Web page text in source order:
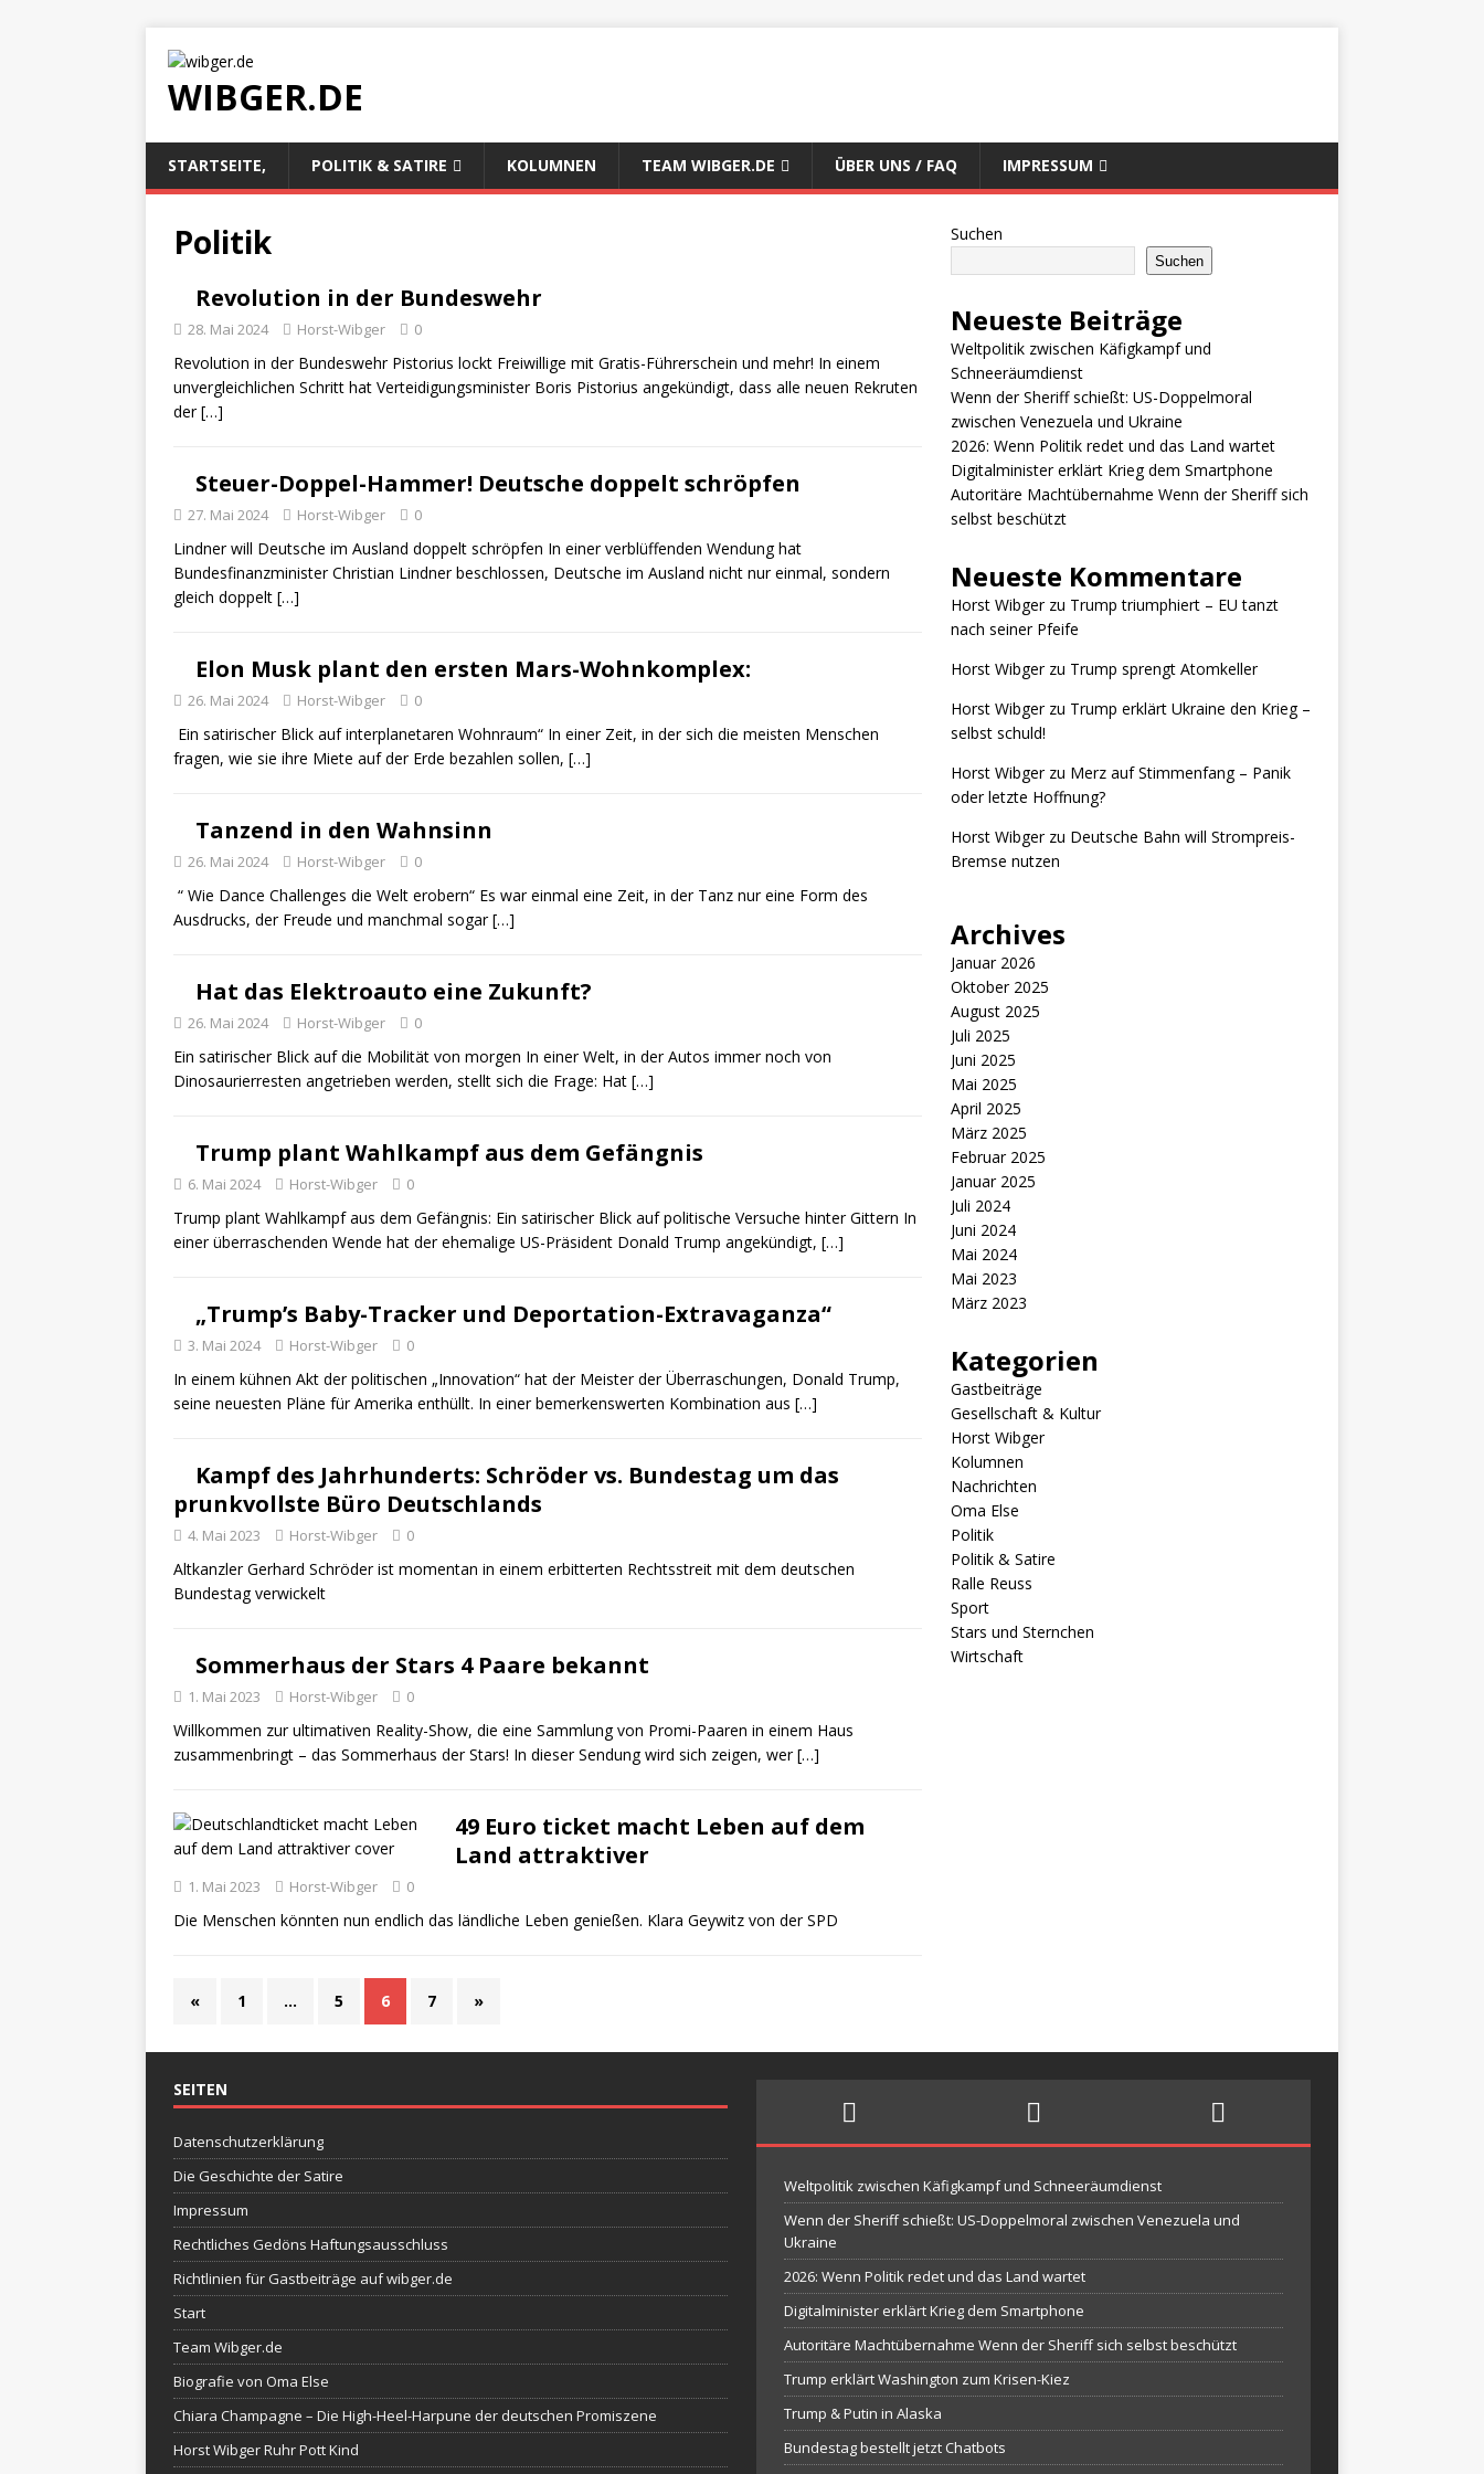
WIBGER.DE
STARTSEITE, POLITIK & SATIRE KOLUMNEN TEAM WIBGER.DE ÜBER UNS / FAQ IMPRESSUM
Politik
Revolution in der Bundeswehr
28. Mai 2024 Horst-Wibger 0
Revolution in der Bundeswehr Pistorius lockt Freiwillige mit Gratis-Führerschein und mehr! In einem
unvergleichlichen Schritt hat Verteidigungsminister Boris Pistorius angekündigt, dass alle neuen Rekruten
der[…]
Steuer-Doppel-Hammer! Deutsche doppelt schröpfen
27. Mai 2024 Horst-Wibger 0
Lindner will Deutsche im Ausland doppelt schröpfen In einer verblüffenden Wendung hat
Bundesfinanzminister Christian Lindner beschlossen, Deutsche im Ausland nicht nur einmal, sondern
gleich doppelt […]
Elon Musk plant den ersten Mars-Wohnkomplex:
26. Mai 2024 Horst-Wibger 0
Ein satirischer Blick auf interplanetaren Wohnraum“ In einer Zeit, in der sich die meisten Menschen
fragen, wie sie ihre Miete auf der Erde bezahlen sollen, […]
Tanzend in den Wahnsinn
26. Mai 2024 Horst-Wibger 0
“ Wie Dance Challenges die Welt erobern“ Es war einmal eine Zeit, in der Tanz nur eine Form des
Ausdrucks, der Freude und manchmal sogar[…]
Hat das Elektroauto eine Zukunft?
26. Mai 2024 Horst-Wibger 0
Ein satirischer Blick auf die Mobilität von morgen In einer Welt, in der Autos immer noch von
Dinosaurierresten angetrieben werden, stellt sich die Frage: Hat […]
Trump plant Wahlkampf aus dem Gefängnis
6. Mai 2024 Horst-Wibger 0
Trump plant Wahlkampf aus dem Gefängnis: Ein satirischer Blick auf politische Versuche hinter Gittern In
einer überraschenden Wende hat der ehemalige US-Präsident Donald Trump angekündigt, […]
„Trump’s Baby-Tracker und Deportation-Extravaganza“
3. Mai 2024 Horst-Wibger 0
In einem kühnen Akt der politischen „Innovation“ hat der Meister der Überraschungen, Donald Trump,
seine neuesten Pläne für Amerika enthüllt. In einer bemerkenswerten Kombination aus […]
Kampf des Jahrhunderts: Schröder vs. Bundestag um das
prunkvollste Büro Deutschlands
4. Mai 2023 Horst-Wibger 0
Altkanzler Gerhard Schröder ist momentan in einem erbitterten Rechtsstreit mit dem deutschen
Bundestag verwickelt
Sommerhaus der Stars 4 Paare bekannt
1. Mai 2023 Horst-Wibger 0
Willkommen zur ultimativen Reality-Show, die eine Sammlung von Promi-Paaren in einem Haus
zusammenbringt – das Sommerhaus der Stars! In dieser Sendung wird sich zeigen, wer[…]
49 Euro ticket macht Leben auf dem
Land attraktiver
1. Mai 2023 Horst-Wibger 0
Die Menschen könnten nun endlich das ländliche Leben genießen. Klara Geywitz von der SPD
« 1 … 5 6 7 »
Suchen
Suchen
Neueste Beiträge
Weltpolitik zwischen Käfigkampf und
Schneeräumdienst
Wenn der Sheriff schießt: US-Doppelmoral
zwischen Venezuela und Ukraine
2026: Wenn Politik redet und das Land wartet
Digitalminister erklärt Krieg dem Smartphone
Autoritäre Machtübernahme Wenn der Sheriff sich
selbst beschützt
Neueste Kommentare
Horst Wibgerzu Trump triumphiert – EU tanzt
nach seiner Pfeife
Horst Wibgerzu Trump sprengt Atomkeller
Horst Wibgerzu Trump erklärt Ukraine den Krieg –
selbst schuld!
Horst Wibgerzu Merz auf Stimmenfang – Panik
oder letzte Hoffnung?
Horst Wibgerzu Deutsche Bahn will Strompreis-
Bremse nutzen
Archives
Januar 2026
Oktober 2025
August 2025
Juli 2025
Juni 2025
Mai 2025
April 2025
März 2025
Februar 2025
Januar 2025
Juli 2024
Juni 2024
Mai 2024
Mai 2023
März 2023
Kategorien
Gastbeiträge
Gesellschaft & Kultur
Horst Wibger
Kolumnen
Nachrichten
Oma Else
Politik
Politik & Satire
Ralle Reuss
Sport
Stars und Sternchen
Wirtschaft
SEITEN
Datenschutzerklärung
Die Geschichte der Satire
Impressum
Rechtliches Gedöns Haftungsausschluss
Richtlinien für Gastbeiträge auf wibger.de
Start
Team Wibger.de
Biografie von Oma Else
Chiara Champagne – Die High-Heel-Harpune der deutschen Promiszene
Horst Wibger Ruhr Pott Kind
Weltpolitik zwischen Käfigkampf und Schneeräumdienst
Wenn der Sheriff schießt: US-Doppelmoral zwischen Venezuela und
Ukraine
2026: Wenn Politik redet und das Land wartet
Digitalminister erklärt Krieg dem Smartphone
Autoritäre Machtübernahme Wenn der Sheriff sich selbst beschützt
Trump erklärt Washington zum Krisen-Kiez
Trump & Putin in Alaska
Bundestag bestellt jetzt Chatbots